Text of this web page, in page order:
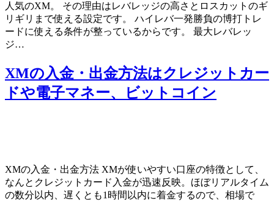
人気のXM。 その理由はレバレッジの高さとロスカットのギ
リギリまで使える設定です。 ハイレバ一発勝負の博打トレ
ードに使える条件が整っているからです。 最大レバレッ
ジ…
XMの入金・出金方法はクレジットカー
ドや電子マネー、ビットコイン
XMの入金・出金方法 XMが使いやすい口座の特徴として、
なんとクレジットカード入金が迅速反映。ほぼリアルタイム
の数分以内、遅くとも1時間以内に着金するので、相場で